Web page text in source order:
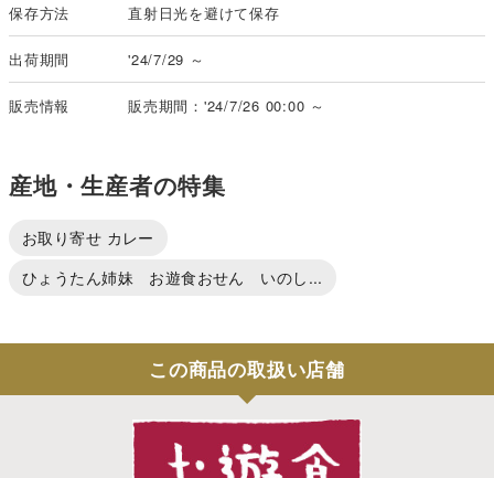
保存方法 直射日光を避けて保存
出荷期間 '24/7/29 ～
販売情報 販売期間：'24/7/26 00:00 ～
産地・生産者の特集
お取り寄せ カレー
ひょうたん姉妹 お遊食おせん いのし...
この商品の取扱い店舗